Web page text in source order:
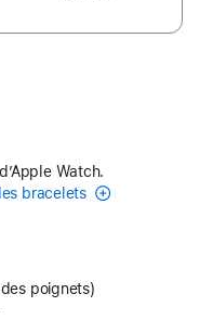
Watch.
bracelets
poignets)